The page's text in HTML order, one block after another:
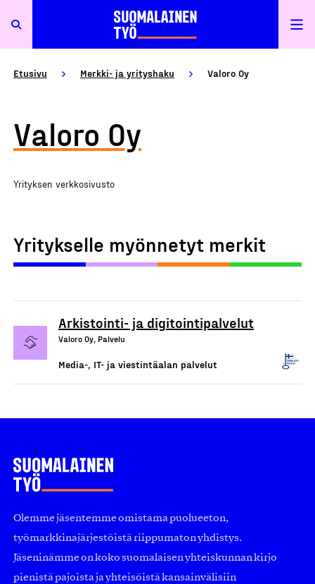
Etusivu Merkki- ja yrityshaku Valoro Oy
Valoro Oy
Yrityksen verkkosivusto
Yritykselle myönnetyt merkit
Arkistointi- ja digitointipalvelut
Valoro Oy, Palvelu
Media-, IT- ja viestintäalan palvelut
Olemme jäsentemme omistama puolueeton,
työmarkkinajärjestöistä riippumaton yhdistys.
Jäseninämme on koko suomalaisen yhteiskunnan kirjo
pienistä pajoista ja yhteisöistä kansainvälisiin